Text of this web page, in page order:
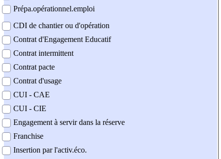
Prépa.opérationnel.emploi
CDI de chantier ou d'opération
Contrat d'Engagement Educatif
Contrat intermittent
Contrat pacte
Contrat d'usage
CUI - CAE
CUI - CIE
Engagement à servir dans la réserve
Franchise
Insertion par l'activ.éco.